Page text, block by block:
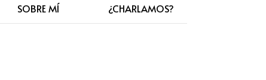
SOBRE MÍ ¿CHARLAMOS?